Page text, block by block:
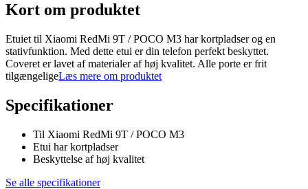
Kort om produktet
Etuiet til Xiaomi RedMi 9T / POCO M3 har kortpladser og en
stativfunktion. Med dette etui er din telefon perfekt beskyttet.
Coveret er lavet af materialer af høj kvalitet. Alle porte er frit
tilgængeligeLæs mere om produktet
Specifikationer
Til Xiaomi RedMi 9T / POCO M3
Etui har kortpladser
Beskyttelse af høj kvalitet
Se alle specifikationer